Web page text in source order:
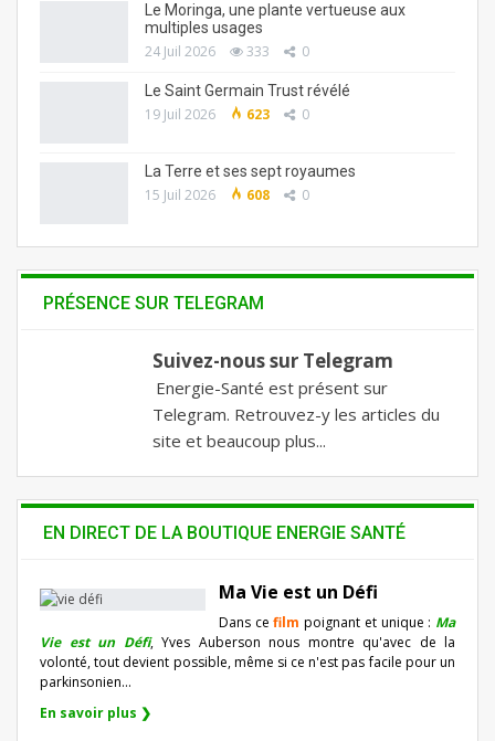
Le Moringa, une plante vertueuse aux
multiples usages
24 Juil 2026 333 0
Le Saint Germain Trust révélé
19 Juil 2026 623 0
La Terre et ses sept royaumes
15 Juil 2026 608 0
PRÉSENCE SUR TELEGRAM
Suivez-nous sur Telegram
Energie-Santé est présent sur
Telegram. Retrouvez-y les articles du
site et beaucoup plus...
EN DIRECT DE LA BOUTIQUE ENERGIE SANTÉ
Ma Vie est un Défi
Dans cefilm poignant et unique : Ma
Vie est un Défi, Yves Auberson nous montre qu'avec de la
volonté, tout devient possible, même si ce n'est pas facile pour un
parkinsonien…
En savoir plus ❯